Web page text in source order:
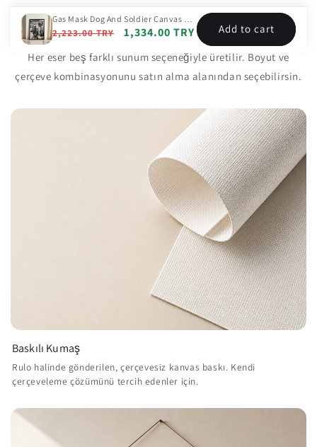
Gas Mask Dog And Soldier Canvas Print
Regular
price
2,223.00 TRY
Sale
1,334.00 TRY Add to cart
Çerçeve Seçenekleri
Her eser beş farklı sunum seçeneğiyle üretilir. Boyut ve
çerçeve kombinasyonunu satın alma alanından seçebilirsin.
Baskılı Kumaş
Rulo halinde gönderilen, çerçevesiz kanvas baskı. Kendi
çerçeveleme çözümünü tercih edenler için.